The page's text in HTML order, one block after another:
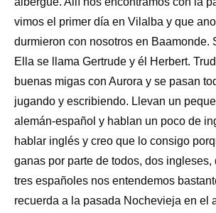
vimos el primer día en Vilalba y que
durmieron con nosotros en Baamonde.
Ella se llama Gertrude y él Herbert.
buenas migas con Aurora y se pasan
jugando y escribiendo. Llevan un
alemán-español y hablan un poco de
hablar inglés y creo que lo consigo
ganas por parte de todos, dos ingleses,
tres españoles nos entendemos
recuerda a la pasada Nochevieja en el